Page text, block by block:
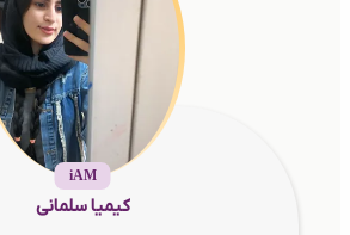
iAM
کیمیا سلمانی